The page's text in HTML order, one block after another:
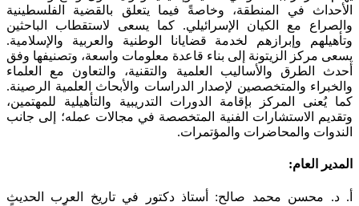
Area
الأحداث في المنطقة، وخاصةً فيما يتعلق بالقضية الفلسطينية
والصراع مع الكيان الإسرائيلي. كما يسعى لاستقطاب الباحثين
وتأهيلهم وإبرازهم لخدمة قضايانا الوطنية والعربية والإسلامية.
يسعى مركز الزيتونة إلى بناء قاعدة معلومات واسعة، وتصنيفها وفق
أحدث الطرق والأساليب العلمية والتقنية، والتعاون مع العلماء
والخبراء والمتخصصين لإصدار الدراسات والأبحاث العلمية الرصينة.
كما يُعنى المركز بإقامة الدورات التدريبية والتأهيلية للمهتمين،
وتقديم الاستشارات الفنية المتخصصة في مجالات عمله؛ إلى جانب
الندوات والمحاضرات والمؤتمرات.
المدير العام:
أ. د. محسن محمد صالح: أستاذ دكتور في تاريخ العرب الحديث